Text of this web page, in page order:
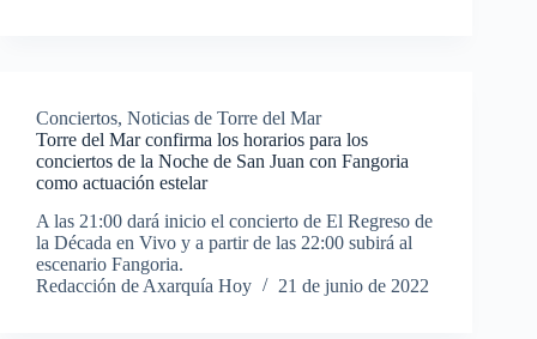
Conciertos, Noticias de Torre del Mar
Torre del Mar confirma los horarios para los
conciertos de la Noche de San Juan con Fangoria
como actuación estelar
A las 21:00 dará inicio el concierto de El Regreso de
la Década en Vivo y a partir de las 22:00 subirá al
escenario Fangoria.
Redacción de Axarquía Hoy
21 de junio de 2022